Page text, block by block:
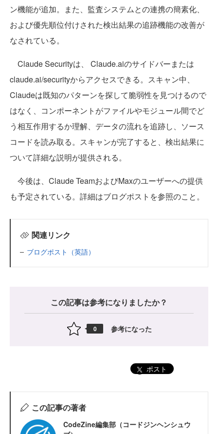
ン機能が追加。また、監査システムとの連携の簡素化、
および優先順位付けされた検出結果の追跡機能の改善が
なされている。
Claude Securityは、 Claude.aiのサイドバーまたは
claude.ai/securityからアクセスできる。スキャン中、
Claudeは既知のパターンを探して脆弱性を見つけるので
はなく、コンポーネントがファイルやモジュール間でど
う相互作用するか理解、データの流れを追跡し、ソース
コードを読み取る。スキャンが完了すると、検出結果に
ついて詳細な説明が提供される。
今後は、Claude TeamおよびMaxのユーザーへの提供
も予定されている。詳細はブログポストを参照のこと。
関連リンク
ブログポスト（英語）
この記事は参考になりましたか？
0 参考になった
ポスト
この記事の著者
CodeZine編集部（コードジンヘンシュウ